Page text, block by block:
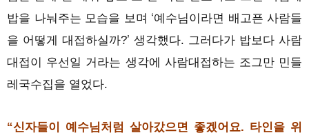
밥을 나눠주는 모습을 보며 ‘예수님이라면 배고픈 사람들
을 어떻게 대접하실까?’ 생각했다. 그러다가 밥보다 사람
대접이 우선일 거라는 생각에 사람대접하는 조그만 민들
레국수집을 열었다.
“신자들이 예수님처럼 살아갔으면 좋겠어요. 타인을 위